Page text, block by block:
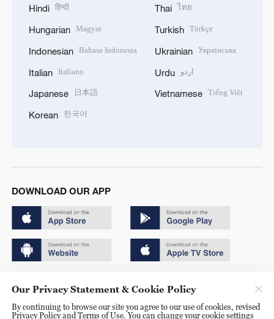
Hindi हिन्दी
Hungarian Magyar
Indonesian Bahasa Indonesia
Italian Italiano
Japanese 日本語
Korean 한국어
Thai ไทย
Turkish Türkçe
Ukrainian Українська
Urdu اردو
Vietnamese Tiếng Việt
DOWNLOAD OUR APP
京ICP备20000184号
Our Privacy Statement & Cookie Policy
By continuing to browse our site you agree to our use of cookies, revised
Privacy Policy and Terms of Use. You can change your cookie settings